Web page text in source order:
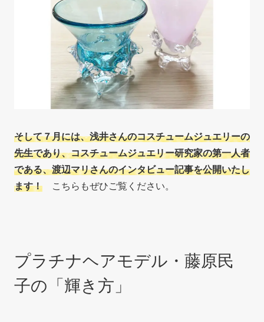
そして７月には、浅井さんのコスチュームジュエリーの
先生であり、コスチュームジュエリー研究家の第一人者
である、渡辺マリさんのインタビュー記事を公開いたし
ます！ こちらもぜひご覧ください。
プラチナヘアモデル・藤原民
子の「輝き方」